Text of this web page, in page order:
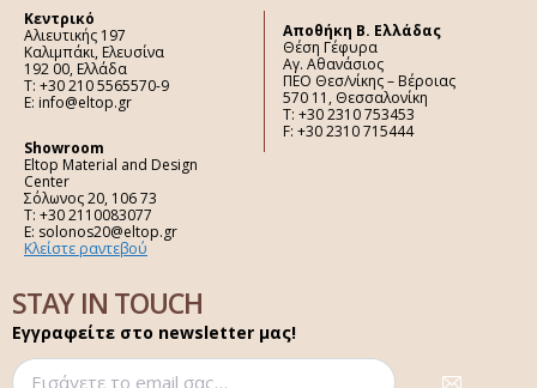
Κεντρικό
Αλιευτικής 197
Καλιμπάκι, Ελευσίνα
192 00, Ελλάδα
Τ: +30 210 5565570-9
E: info@eltop.gr
Showroom
Eltop Material and Design
Center
Σόλωνος 20, 106 73
Τ: +30 2110083077
E: solonos20@eltop.gr
Κλείστε ραντεβού
Aποθήκη Β. Ελλάδας
Θέση Γέφυρα
Αγ. Αθανάσιος
ΠΕΟ Θεσ/νίκης – Βέροιας
570 11, Θεσσαλονίκη
Τ: +30 2310 753453
F: +30 2310 715444
STAY IN TOUCH
Εγγραφείτε στο newsletter μας!